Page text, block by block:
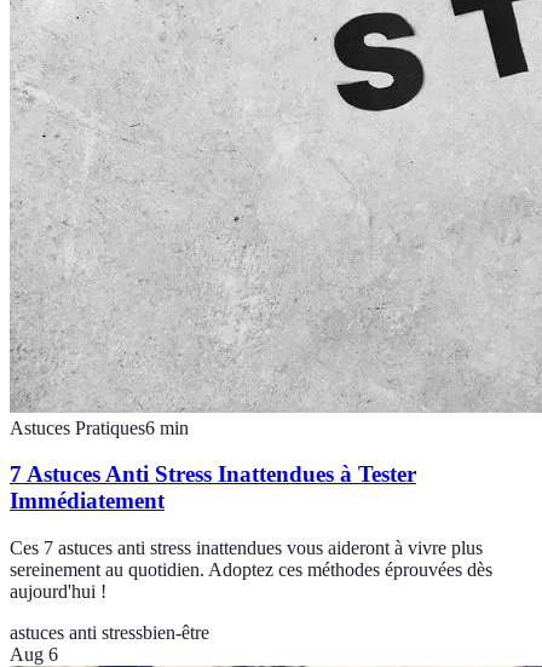
Astuces Pratiques6 min
7 Astuces Anti Stress Inattendues à Tester
Immédiatement
Ces 7 astuces anti stress inattendues vous aideront à vivre plus
sereinement au quotidien. Adoptez ces méthodes éprouvées dès
aujourd'hui !
astuces anti stressbien-être
Aug 6